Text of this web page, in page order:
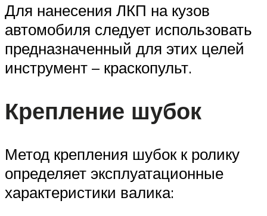
Для нанесения ЛКП на кузов
автомобиля следует использовать
предназначенный для этих целей
инструмент – краскопульт.
Крепление шубок
Метод крепления шубок к ролику
определяет эксплуатационные
характеристики валика: